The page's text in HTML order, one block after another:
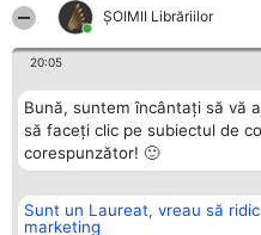
ȘOIMII Librăriilor
20:05
Bună, suntem încântați să vă
să faceți clic pe subiectul de
corespunzător! 🙂
Sunt un Laureat, vreau să
marketing
Organizator Ranking
BRIGHT SOLUTIONS BR SRL